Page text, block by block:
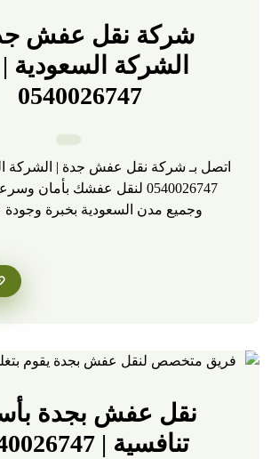
شركة نقل عفش
الشركة السعودية
0540026747
اتصل بـ شركة نقل عفش جدة | الشركة
0540026747 لنقل عفشك بأمان
وجميع مدن السعودية بخبرة وجودة
نقل عفش بجدة
تنافسية | 0540026747